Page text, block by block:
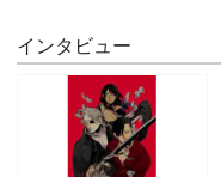
インタビュー